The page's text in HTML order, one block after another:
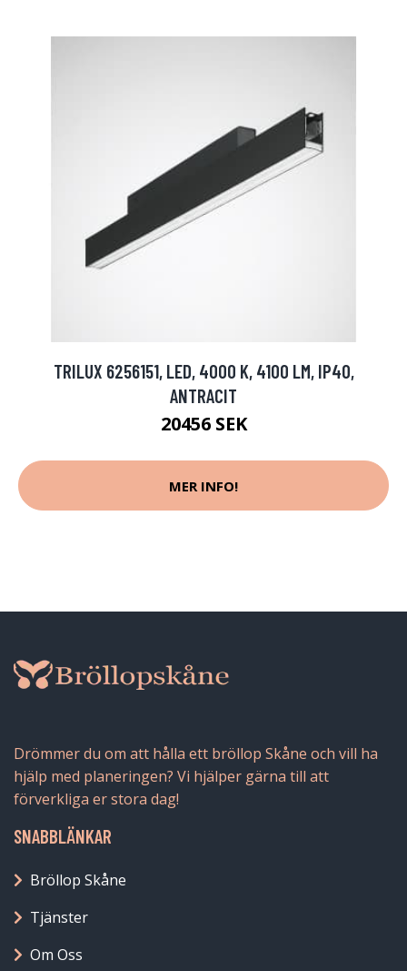
TRILUX 6256151, LED, 4000 K, 4100 LM, IP40,
ANTRACIT
20456 SEK
MER INFO!
Drömmer du om att hålla ett bröllop Skåne och vill ha
hjälp med planeringen? Vi hjälper gärna till att
förverkliga er stora dag!
SNABBLÄNKAR
Bröllop Skåne
Tjänster
Om Oss